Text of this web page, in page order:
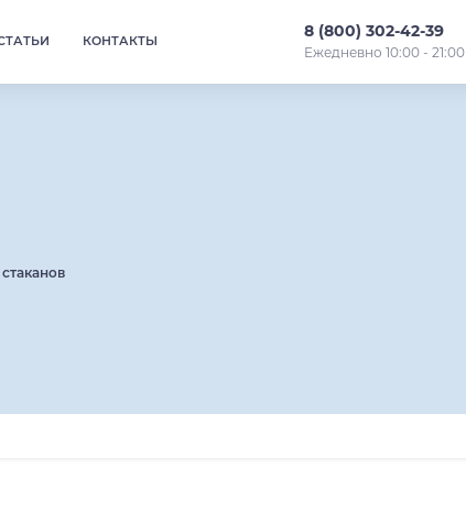
КОНТАКТЫ 8 (800) 302-42-39
Ежедневно 10:00 - 21:00